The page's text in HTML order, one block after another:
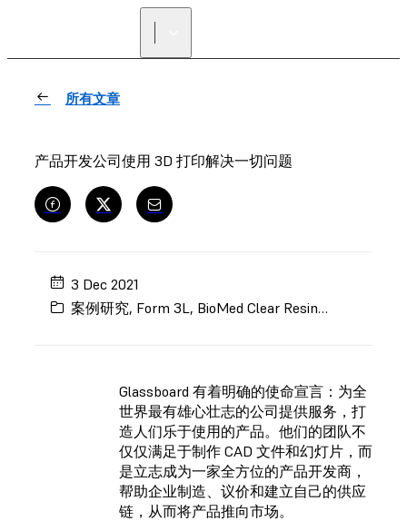
所有文章
产品开发公司使用 3D 打印解决一切问题
3 Dec 2021
案例研究, Form 3L, BioMed Clear Resin,工程
Glassboard 有着明确的使命宣言：为全
世界最有雄心壮志的公司提供服务，打
造人们乐于使用的产品。他们的团队不
仅仅满足于制作 CAD 文件和幻灯片，而
是立志成为一家全方位的产品开发商，
帮助企业制造、议价和建立自己的供应
链，从而将产品推向市场。